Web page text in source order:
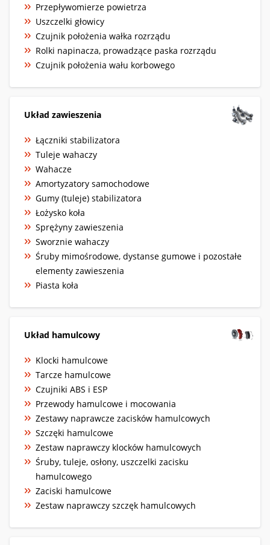
Przepływomierze powietrza
Uszczelki głowicy
Czujnik położenia wałka rozrządu
Rolki napinacza, prowadzące paska rozrządu
Czujnik położenia wału korbowego
Układ zawieszenia
Łączniki stabilizatora
Tuleje wahaczy
Wahacze
Amortyzatory samochodowe
Gumy (tuleje) stabilizatora
Łożysko koła
Sprężyny zawieszenia
Sworznie wahaczy
Śruby mimośrodowe, dystanse gumowe i pozostałe
elementy zawieszenia
Piasta koła
Układ hamulcowy
Klocki hamulcowe
Tarcze hamulcowe
Czujniki ABS i ESP
Przewody hamulcowe i mocowania
Zestawy naprawcze zacisków hamulcowych
Szczęki hamulcowe
Zestaw naprawczy klocków hamulcowych
Śruby, tuleje, osłony, uszczelki zacisku
hamulcowego
Zaciski hamulcowe
Zestaw naprawczy szczęk hamulcowych